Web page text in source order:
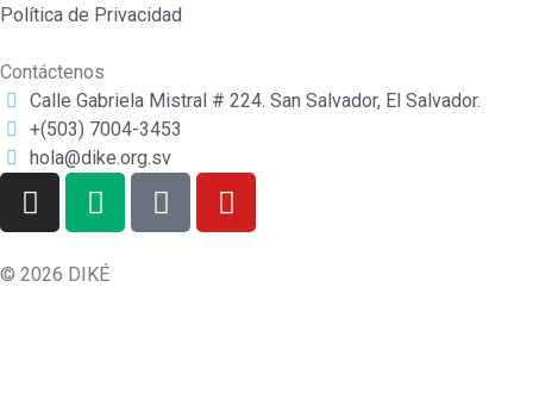
Política de Privacidad
Contáctenos
Calle Gabriela Mistral # 224. San Salvador, El Salvador.
+(503) 7004-3453
hola@dike.org.sv
© 2026 DIKÉ